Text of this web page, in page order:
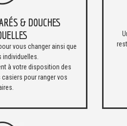
& DOUCHES
vous changer ainsi que
à votre disposition des
pour ranger vos